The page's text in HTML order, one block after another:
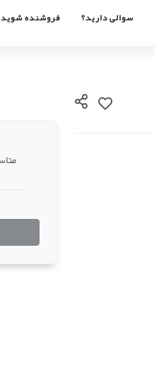
سوالی دارید؟ فروشنده شوید